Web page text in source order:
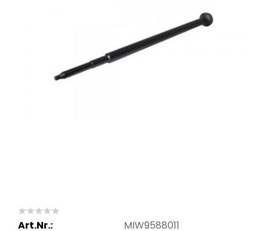
Art.Nr.:
MIW9588011